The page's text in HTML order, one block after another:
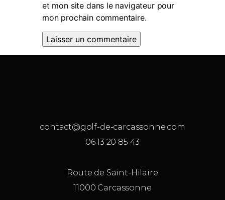
et mon site dans le navigateur pour
mon prochain commentaire.
contact@golf-de-carcassonne.com
06 13 20 85 43
Route de Saint-Hilaire
11000 Carcassonne